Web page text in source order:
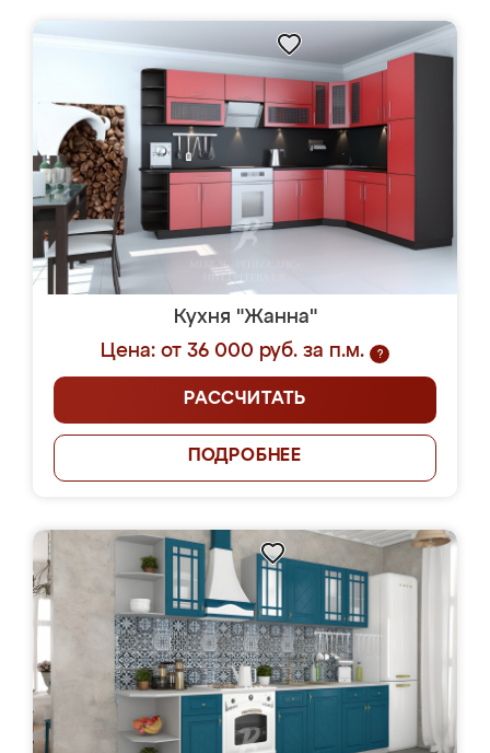
Кухня "Жанна"
Цена: от 36 000 руб. за п.м.
?
РАССЧИТАТЬ
ПОДРОБНЕЕ